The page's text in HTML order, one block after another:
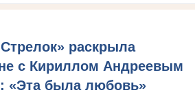
раскрыла
с Кириллом Андреевым
«Эта была любовь»